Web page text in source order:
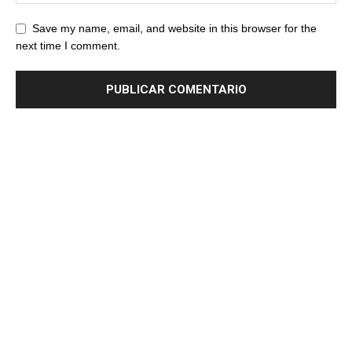
Save my name, email, and website in this browser for the
next time I comment.